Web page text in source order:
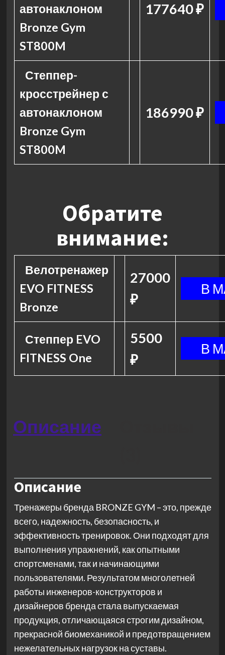
автонаклоном
Bronze Gym
ST800M
177640 ₽
Степпер-
кросстрейнер с
автонаклоном
Bronze Gym
ST800M
186990 ₽
Обратите
внимание:
Велотренажер
EVO FITNESS
Bronze
27000
₽
Степпер EVO
FITNESS One
5500
₽
Описание
Описание
Тренажеры бренда BRONZE GYM – это, прежде
всего, надежность, безопасность, и
эффективность тренировок. Они подходят для
выполнения упражнений, как опытными
спортсменами, так и начинающими
пользователями. Результатом многолетней
работы инженеров-конструкторов и
дизайнеров бренда стала выпускаемая
продукция, отличающаяся строгим дизайном,
прекрасной биомеханикой и предотвращением
нежелательных нагрузок на суставы.